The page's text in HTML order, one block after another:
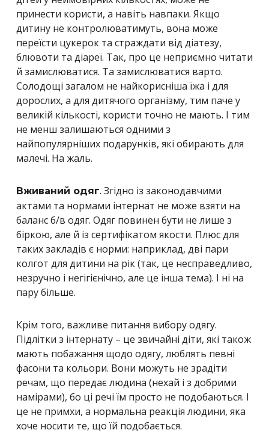
принести користи, а навіть навпаки. Якщо
дитину не контролюватимуть, вона може
переїсти цукерок та страждати від діатезу,
блювоти та діареї. Так, про це неприємно читати
й замислюватися. Та замислюватися варто.
Солодощі загалом не найкорисніша їжа і для
дорослих, а для дитячого організму, тим паче у
великій кількості, користи точно не мають. І тим
не менш залишаються одними з
найпопулярніших подарунків, які обирають для
малечі. На жаль.
Вживаний одяг. Згідно із законодавчими
актами та нормами інтернат не може взяти на
баланс б/в одяг. Одяг повинен бути не лише з
біркою, але й із сертифікатом якости. Плюс для
таких закладів є норми: наприклад, дві пари
колгот для дитини на рік (так, це несправедливо,
незручно і негігієнічно, але це інша тема). І ні на
пару більше.
Крім того, важливе питання вибору одягу.
Підлітки з інтернату – це звичайні діти, які також
мають побажання щодо одягу, люблять певні
фасони та кольори. Вони можуть не зрадіти
речам, що передає людина (нехай і з добрими
намірами), бо ці речі їм просто не подобаються. І
це не примхи, а нормальна реакція людини, яка
хоче носити те, що їй подобається.